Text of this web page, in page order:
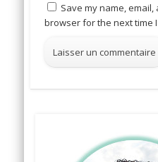
Save my name,
browser for the next time